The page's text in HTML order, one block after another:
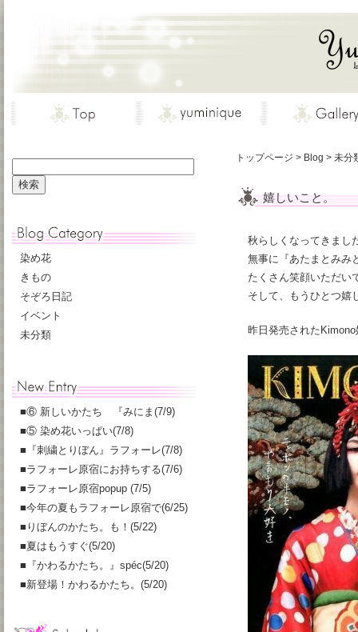
トップページ > Blog > 未分
嬉しいこと。
秋らしくなってきまし
無事に『あたまとみみ
たくさん笑顔いただい
そして、もうひとつ嬉
昨日発売された
染め花
きもの
そぞろ日記
イベント
未分類
■⑥ 新しいかたち 『みにま(7/9)
■⑤ 染め花いっぱい(7/8)
■ 『刺繍とりぼん』ラフォーレ(7/8)
■ラフォーレ原宿にお持ちする(7/6)
■ラフォーレ原宿popup (7/5)
■今年の夏もラフォーレ原宿で(6/25)
■ りぼんのかたち。も！(5/22)
■夏はもうすぐ(5/20)
■ 『かわるかたち。』spéc(5/20)
■新登場！かわるかたち。(5/20)